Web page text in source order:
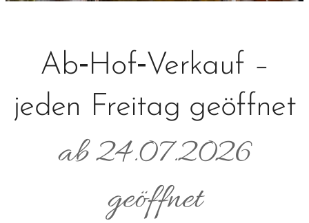
Ab‑Hof‑Verkauf –
jeden Freitag geöffnet
ab 24.07.2026
geöffnet